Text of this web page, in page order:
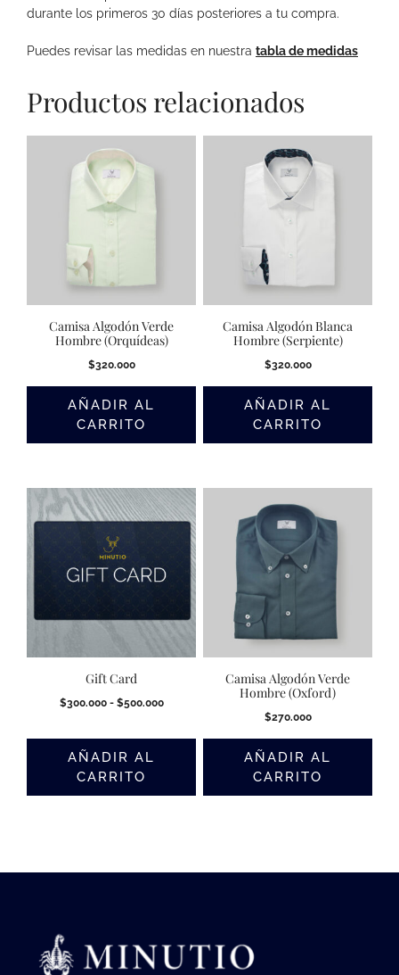
durante los primeros 30 días posteriores a tu compra.
Puedes revisar las medidas en nuestra tabla de medidas
Productos relacionados
Camisa Algodón Verde
Hombre (Orquídeas)
$320.000
AÑADIR AL
CARRITO
Camisa Algodón Blanca
Hombre (Serpiente)
$320.000
AÑADIR AL
CARRITO
Gift Card
$300.000 - $500.000Rango
$500.000
AÑADIR AL
CARRITO
Camisa Algodón Verde
Hombre (Oxford)
$270.000
AÑADIR AL
CARRITO